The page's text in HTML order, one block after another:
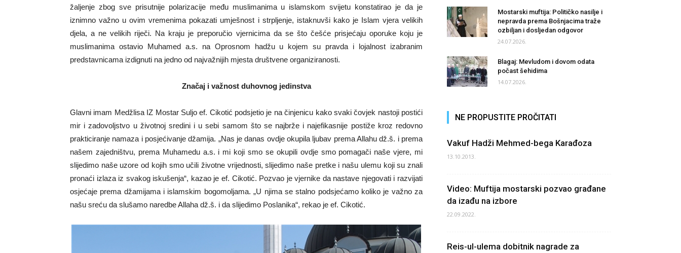
žaljenje zbog sve prisutnije polarizacije među muslimanima u islamskom svijetu konstatirao je da je
iznimno važno u ovim vremenima pokazati umješnost i strpljenje, istaknuvši kako je Islam vjera velikih
djela, a ne velikih riječi. Na kraju je preporučio vjernicima da se što češće prisjećaju oporuke koju je
muslimanima ostavio Muhamed a.s. na Oprosnom hadžu u kojem su pravda i lojalnost izabranim
predstavnicama izdignuti na jedno od najvažnijih mjesta društvene organiziranosti.
Značaj i važnost duhovnog jedinstva
Glavni imam Medžlisa IZ Mostar Suljo ef. Cikotić podsjetio je na činjenicu kako svaki čovjek nastoji postići
mir i zadovoljstvo u životnoj sredini i u sebi samom što se najbrže i najefikasnije postiže kroz redovno
prakticiranje namaza i posjećivanje džamija. „Nas je danas ovdje okupila ljubav prema Allahu dž.š. i prema
našem zajedništvu, prema Muhamedu a.s. i mi koji smo se okupili ovdje smo pomagači naše vjere, mi
slijedimo naše uzore od kojih smo učili životne vrijednosti, slijedimo naše pretke i našu ulemu koji su znali
pronaći izlaza iz svakog iskušenja“, kazao je ef. Cikotić. Pozvao je vjernike da nastave njegovati i razvijati
osjećaje prema džamijama i islamskim bogomoljama. „U njima se stalno podsjećamo koliko je važno za
našu sreću da slušamo naredbe Allaha dž.š. i da slijedimo Poslanika“, rekao je ef. Cikotić.
Mostarski muftija: Političko nasilje i
nepravda prema Bošnjacima traže
ozbiljan i dosljedan odgovor
24.07.2026.
Blagaj: Mevludom i dovom odata
počast šehidima
14.07.2026.
NE PROPUSTITE PROČITATI
Vakuf Hadži Mehmed-bega Karađoza
13.10.2013.
Video: Muftija mostarski pozvao građane
da izađu na izbore
22.09.2022.
Reis-ul-ulema dobitnik nagrade za